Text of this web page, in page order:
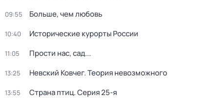
09:55 Больше, чем любовь
10:40 Исторические курорты России
11:05 Прости нас, сад...
13:25 Невский Ковчег. Теория невозможного
13:55 Страна птиц. Серия 25-я